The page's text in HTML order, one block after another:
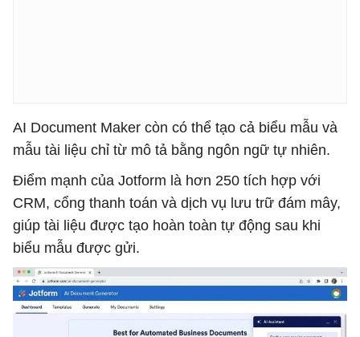
AI Document Maker còn có thể tạo cả biểu mẫu và
mẫu tài liệu chỉ từ mô tả bằng ngôn ngữ tự nhiên.
Điểm mạnh của Jotform là hơn 250 tích hợp với
CRM, cổng thanh toán và dịch vụ lưu trữ đám mây,
giúp tài liệu được tạo hoàn toàn tự động sau khi
biểu mẫu được gửi.